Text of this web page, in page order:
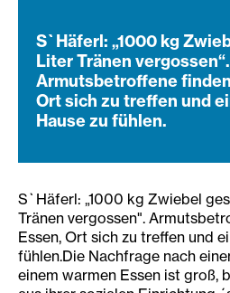
S`Häferl: „1000 kg
Liter Tränen vergossen“.
Armutsbetroffene
Ort sich zu treffen und
Hause zu fühlen.
S`Häferl: „1000 kg Zwiebel
Tränen vergossen".
Essen, Ort sich zu treffen und
fühlen.Die Nachfrage nach
einem warmen Essen ist groß,